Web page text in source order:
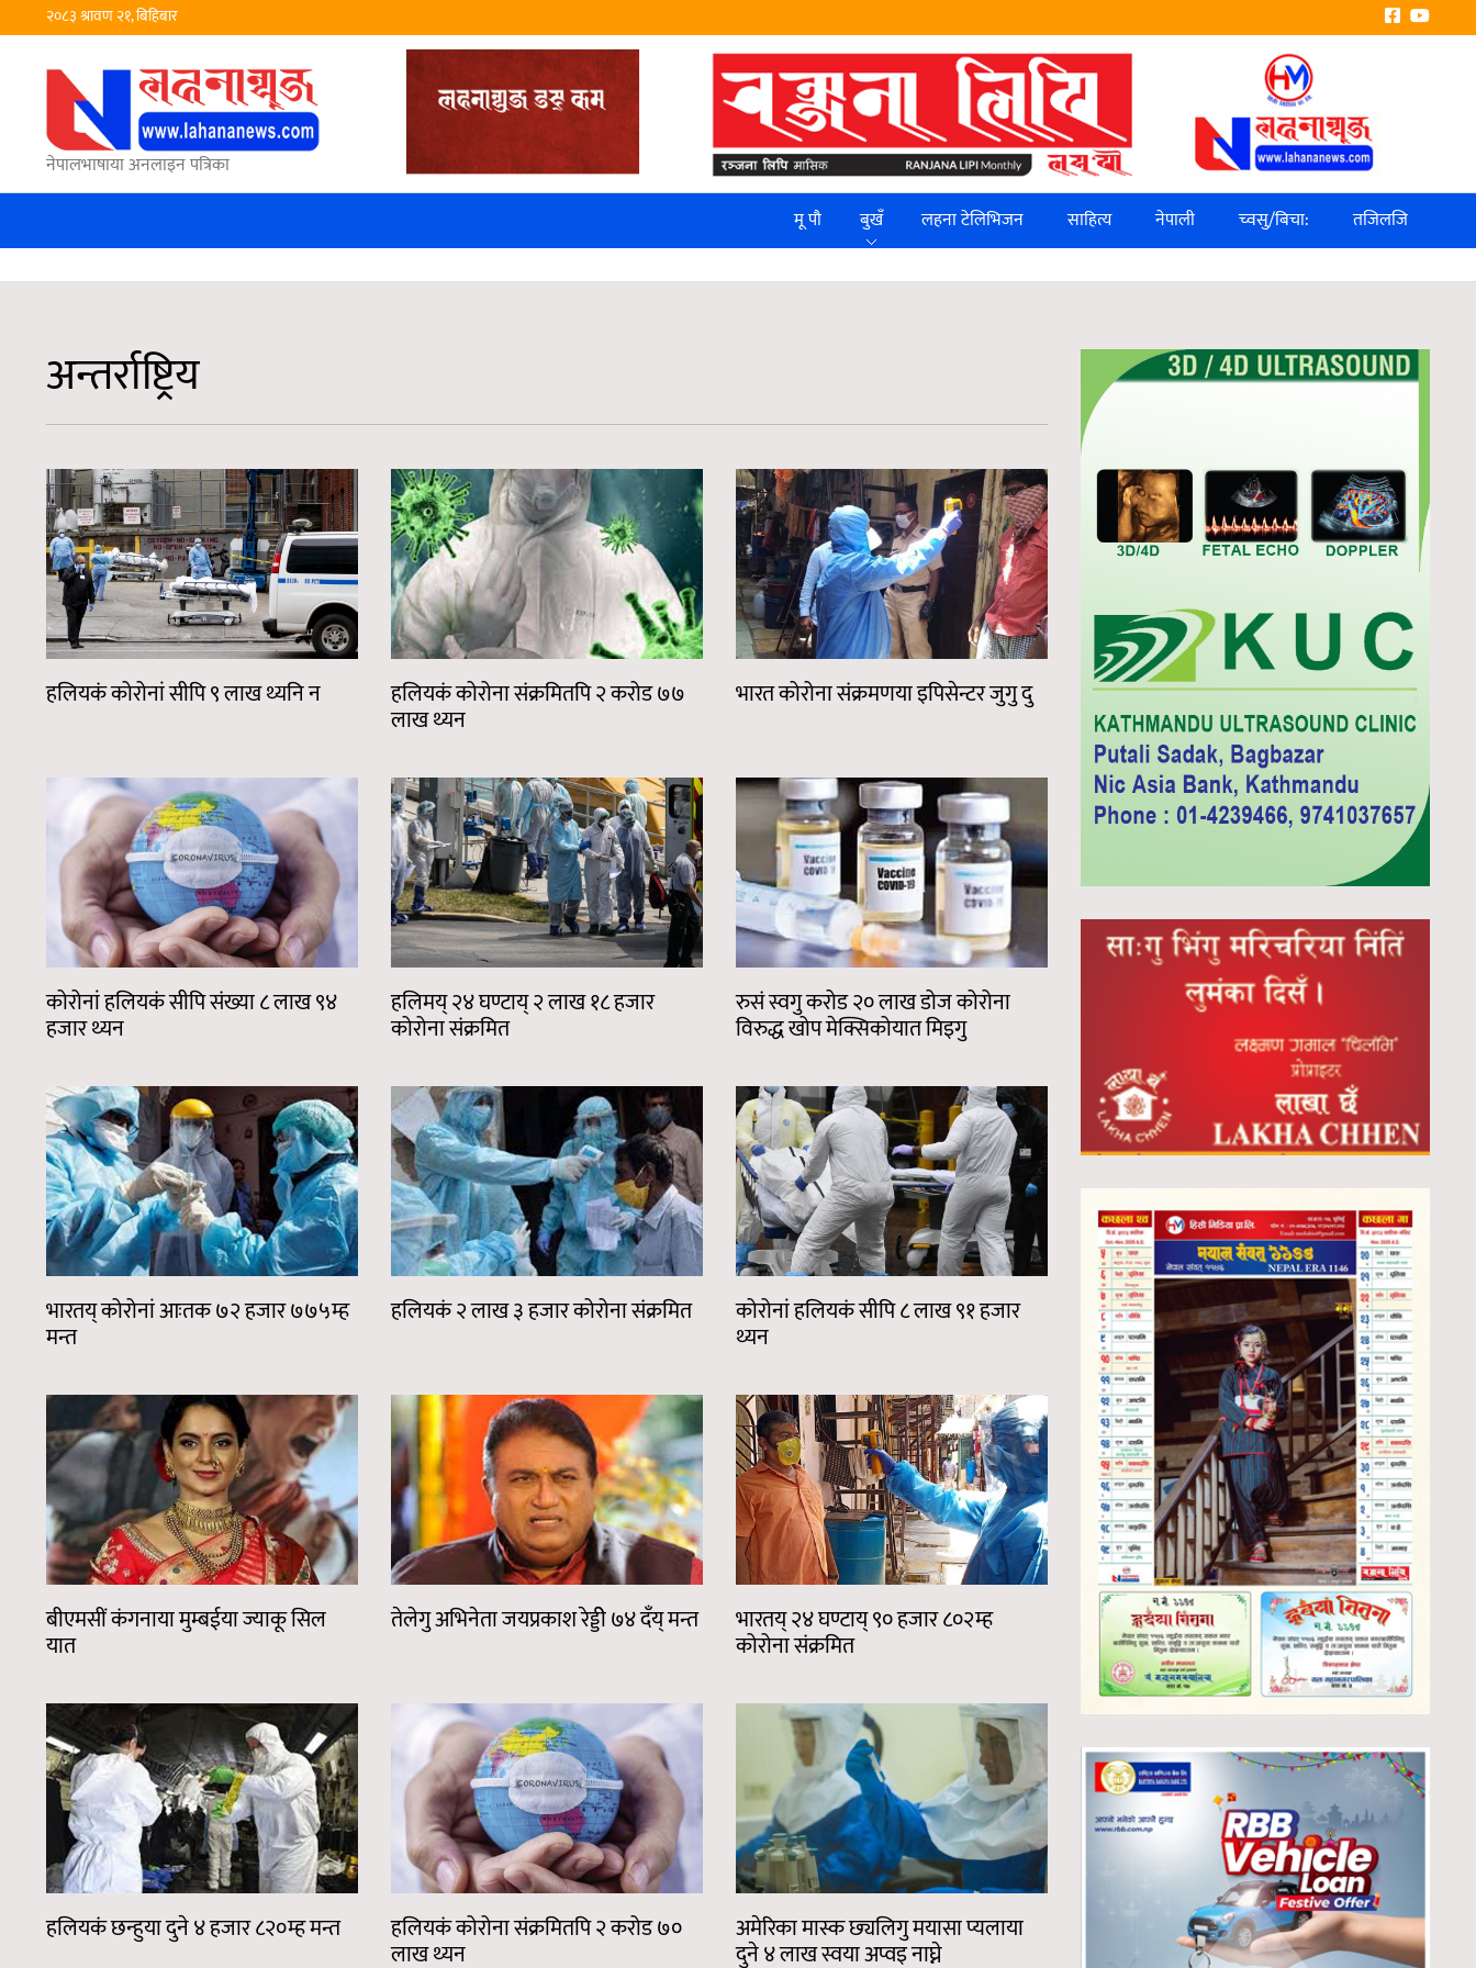
२०८३ श्रावण २१, बिहिबार
नेपालभाषाया अनलाइन पत्रिका
मू पौ
बुखँ लहना टेलिभिजन साहित्य नेपाली च्वसु/बिचा: तजिलजि
अन्तर्राष्ट्रिय
हलियकं कोरोनां सीपि ९ लाख थ्यनि न हलियकं कोरोना संक्रमितपि २ करोड ७७
लाख थ्यन
भारत कोरोना संक्रमणया इपिसेन्टर जुगु दु
कोरोनां हलियकं सीपि संख्या ८ लाख ९४
हजार थ्यन
हलिमय् २४ घण्टाय् २ लाख १८ हजार
कोरोना संक्रमित
रुसं स्वगु करोड २० लाख डोज कोरोना
विरुद्ध खोप मेक्सिकोयात मिइगु
भारतय् कोरोनां आःतक ७२ हजार ७७५म्ह
मन्त
हलियकं २ लाख ३ हजार कोरोना संक्रमित कोरोनां हलियकं सीपि ८ लाख ९१ हजार
थ्यन
बीएमसीं कंगनाया मुम्बईया ज्याकू सिल
यात
तेलेगु अभिनेता जयप्रकाश रेड्डीे ७४ दँय् मन्त भारतय् २४ घण्टाय् ९० हजार ८०२म्ह
कोरोना संक्रमित
हलियकं छन्हुया दुने ४ हजार ८२०म्ह मन्त हलियकं कोरोना संक्रमितपि २ करोड ७०
लाख थ्यन
अमेरिका मास्क छ्यलिगु मयासा प्यलाया
दुने ४ लाख स्वया अप्वइ नाघ्ने